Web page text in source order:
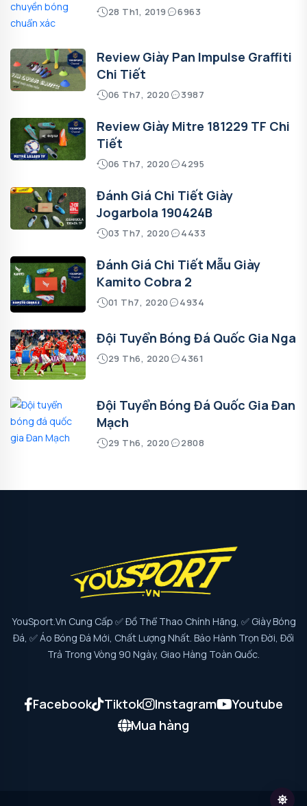
28 Th1, 2019 6963
Review Giày Pan Impulse Graffiti
Chi Tiết
06 Th7, 2020 3987
Review Giày Mitre 181229 TF Chi
Tiết
06 Th7, 2020 4295
Đánh Giá Chi Tiết Giày
Jogarbola 190424B
03 Th7, 2020 4433
Đánh Giá Chi Tiết Mẫu Giày
Kamito Cobra 2
01 Th7, 2020 4934
Đội Tuyển Bóng Đá Quốc Gia Nga
29 Th6, 2020 4361
Đội Tuyển Bóng Đá Quốc Gia Đan
Mạch
29 Th6, 2020 2808
YouSport.vn Cung Cấp ✅ Đồ Thể Thao Chính Hãng, ✅ Giày Bóng
Đá, ✅ Áo Bóng Đá Mới, Chất Lượng Nhất. Bảo Hành Trọn Đời, Đổi
Trả Trong Vòng 90 Ngày, Giao Hàng Toàn Quốc.
Facebook Tiktok Instagram
Youtube
Mua hàng